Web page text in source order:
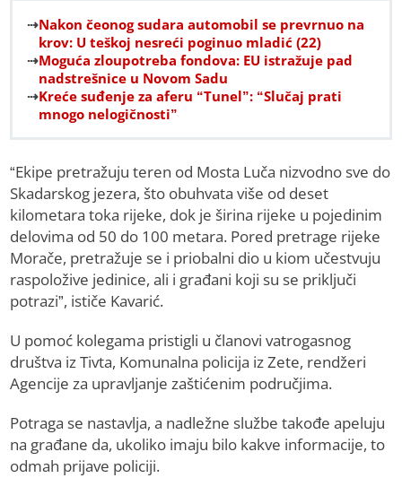
Nakon čeonog sudara automobil se prevrnuo na
krov: U teškoj nesreći poginuo mladić (22)
Moguća zloupotreba fondova: EU istražuje pad
nadstrešnice u Novom Sadu
Kreće suđenje za aferu “Tunel”: “Slučaj prati
mnogo nelogičnosti”
“Еkipe pretražuju teren od Mosta Luča nizvodno sve do
Skadarskog jezera, što obuhvata više od deset
kilometara toka rijeke, dok je širina rijeke u pojedinim
delovima od 50 do 100 metara. Pored pretrage rijeke
Morače, pretražuje se i priobalni dio u kiom učestvuju
raspoložive jedinice, ali i građani koji su se priključi
potrazi”, ističe Kavarić.
U pomoć kolegama pristigli u članovi vatrogasnog
društva iz Tivta, Komunalna policija iz Zete, rendžeri
Agencije za upravljanje zaštićenim područjima.
Potraga se nastavlja, a nadležne službe takođe apeluju
na građane da, ukoliko imaju bilo kakve informacije, to
odmah prijave policiji.